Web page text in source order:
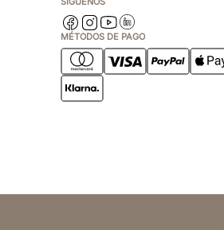
MÉTODOS DE PAGO